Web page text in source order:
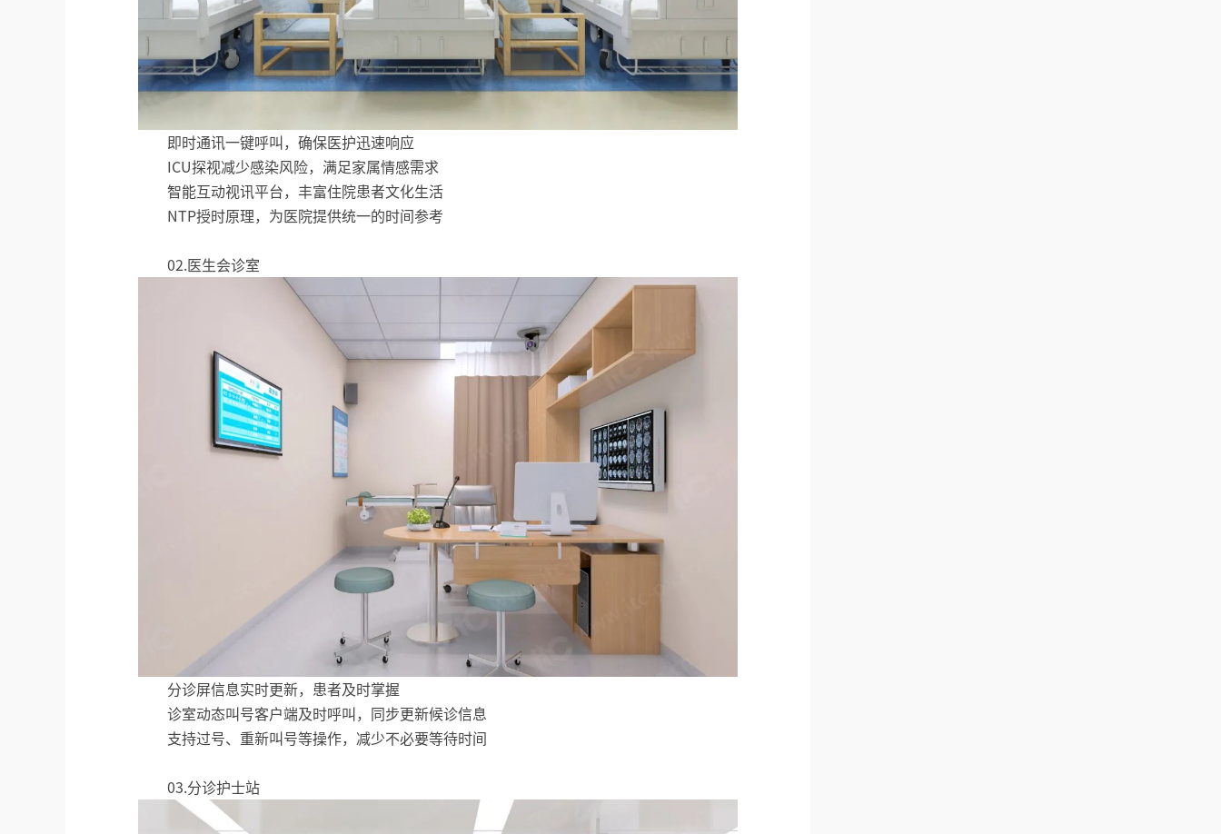
即时通讯一键呼叫，确保医护迅速响应
ICU探视减少感染风险，满足家属情感需求
智能互动视讯平台，丰富住院患者文化生活
NTP授时原理，为医院提供统一的时间参考
02.医生会诊室
分诊屏信息实时更新，患者及时掌握
诊室动态叫号客户端及时呼叫，同步更新候诊信息
支持过号、重新叫号等操作，减少不必要等待时间
03.分诊护士站